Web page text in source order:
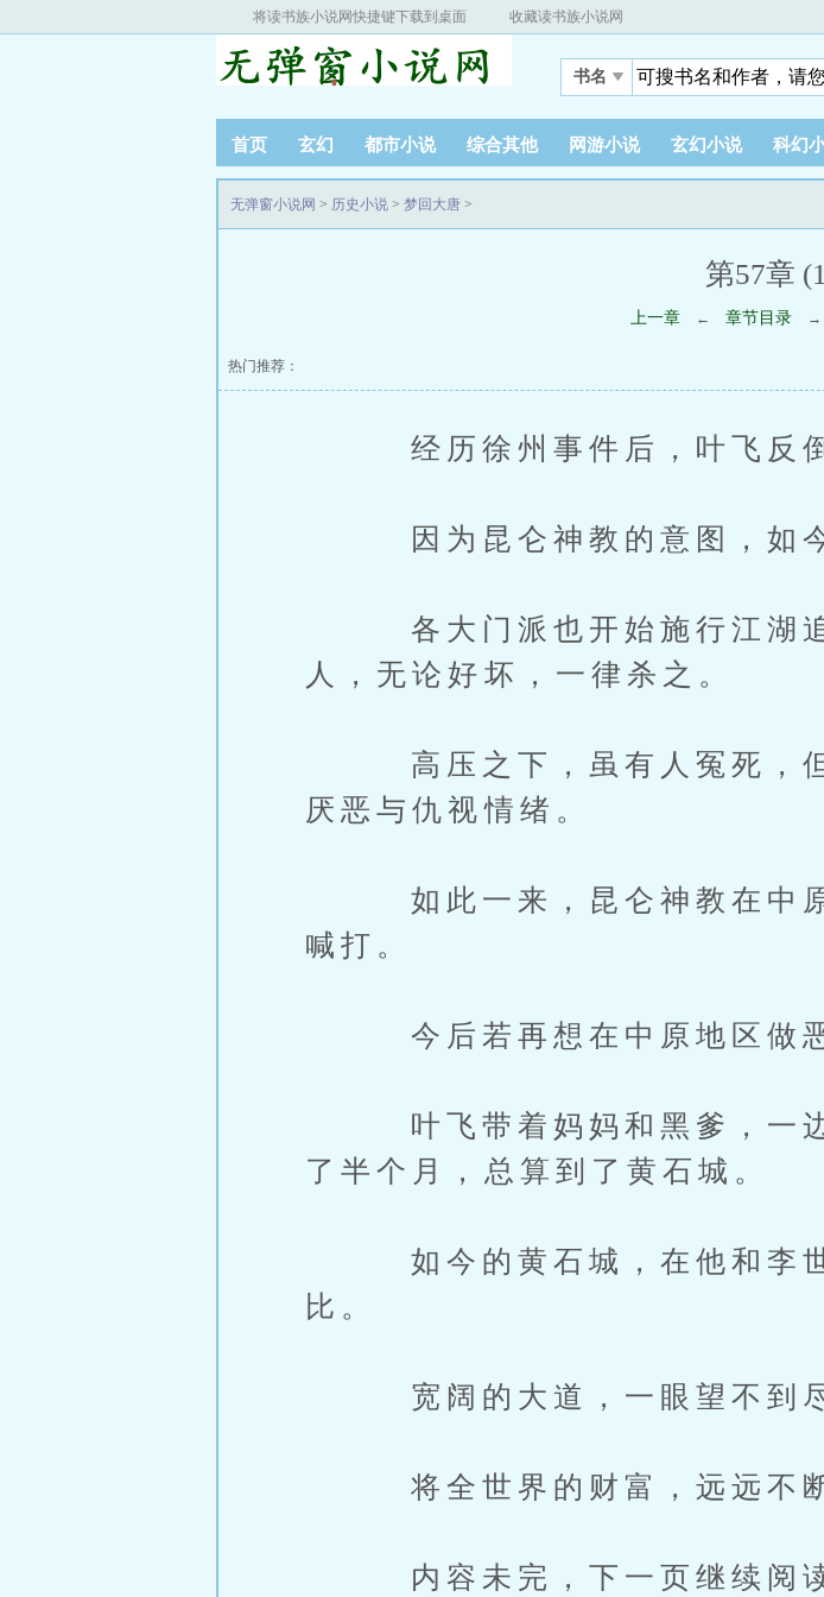
将读书族小说网快捷键下载到桌面 收藏读书族小说网
书名
首页 玄幻 都市小说 综合其他 网游小说 玄幻小说 科幻
无弹窗小说网 > 历史小说 > 梦回大唐 >
第57章
上一章 ← 章节目录 →
热门推荐：
经历徐州事件后，叶飞反倒
因为昆仑神教的意图，如今
各大门派也开始施行江湖追
人，无论好坏，一律杀之。
高压之下，虽有人冤死，但
厌恶与仇视情绪。
如此一来，昆仑神教在中原
喊打。
今后若再想在中原地区做恶
叶飞带着妈妈和黑爹，一边
了半个月，总算到了黄石城。
如今的黄石城，在他和李世
比。
宽阔的大道，一眼望不到尽
将全世界的财富，远远不断
内容未完，下一页继续阅